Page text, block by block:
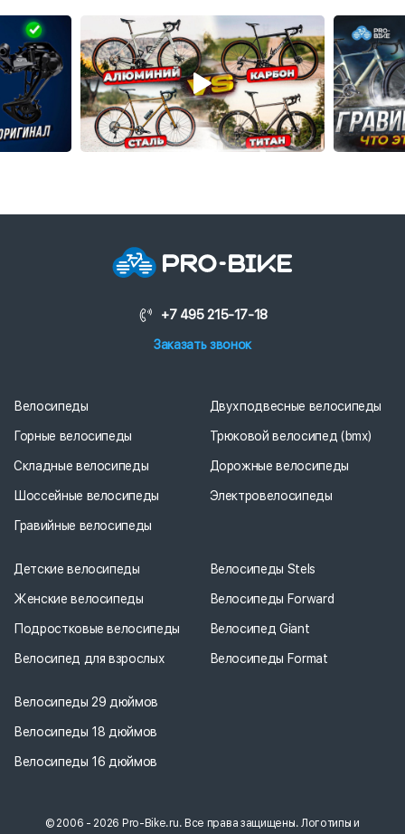
+7 495 215-17-18
Заказать звонок
Велосипеды
Горные велосипеды
Складные велосипеды
Шоссейные велосипеды
Гравийные велосипеды
Двухподвесные велосипеды
Трюковой велосипед (bmx)
Дорожные велосипеды
Электровелосипеды
Детские велосипеды
Женские велосипеды
Подростковые велосипеды
Велосипед для взрослых
Велосипеды Stels
Велосипеды Forward
Велосипед Giant
Велосипеды Format
Велосипеды 29 дюймов
Велосипеды 18 дюймов
Велосипеды 16 дюймов
© 2006 - 2026 Pro-Bike.ru. Все права защищены. Логотипы и